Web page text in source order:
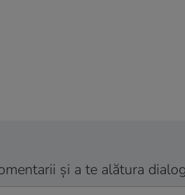
și a te alătura